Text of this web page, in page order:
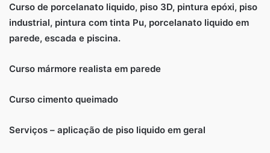
Curso de porcelanato liquido, piso 3D, pintura epóxi, piso
industrial, pintura com tinta Pu, porcelanato liquido em
parede, escada e piscina.
Curso mármore realista em parede
Curso cimento queimado
Serviços – aplicação de piso liquido em geral